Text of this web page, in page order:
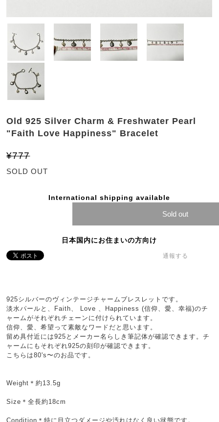
Old 925 Silver Charm & Freshwater Pearl
"Faith Love Happiness" Bracelet
¥777
SOLD OUT
International shipping available
Sold out
日本国内にお住まいの方向け
通報する
925シルバーのヴィンテージチャームブレスレットです。
淡水パールと、Faith、 Love 、Happiness (信仰、愛、幸福)のチ
ャームがそれぞれチェーンに付けられています。
信仰、愛、希望って素敵なワードだと思います。
留め具付近には925とメーカー名らしき筆記体が確認できます。チ
ャームにもそれぞれ925の刻印が確認できます。
こちらは80's〜のお品です。
Weight＊約13.5g
Size＊全長約18cm
Condition＊特に目立つダメージや汚れはなく良い状態です。